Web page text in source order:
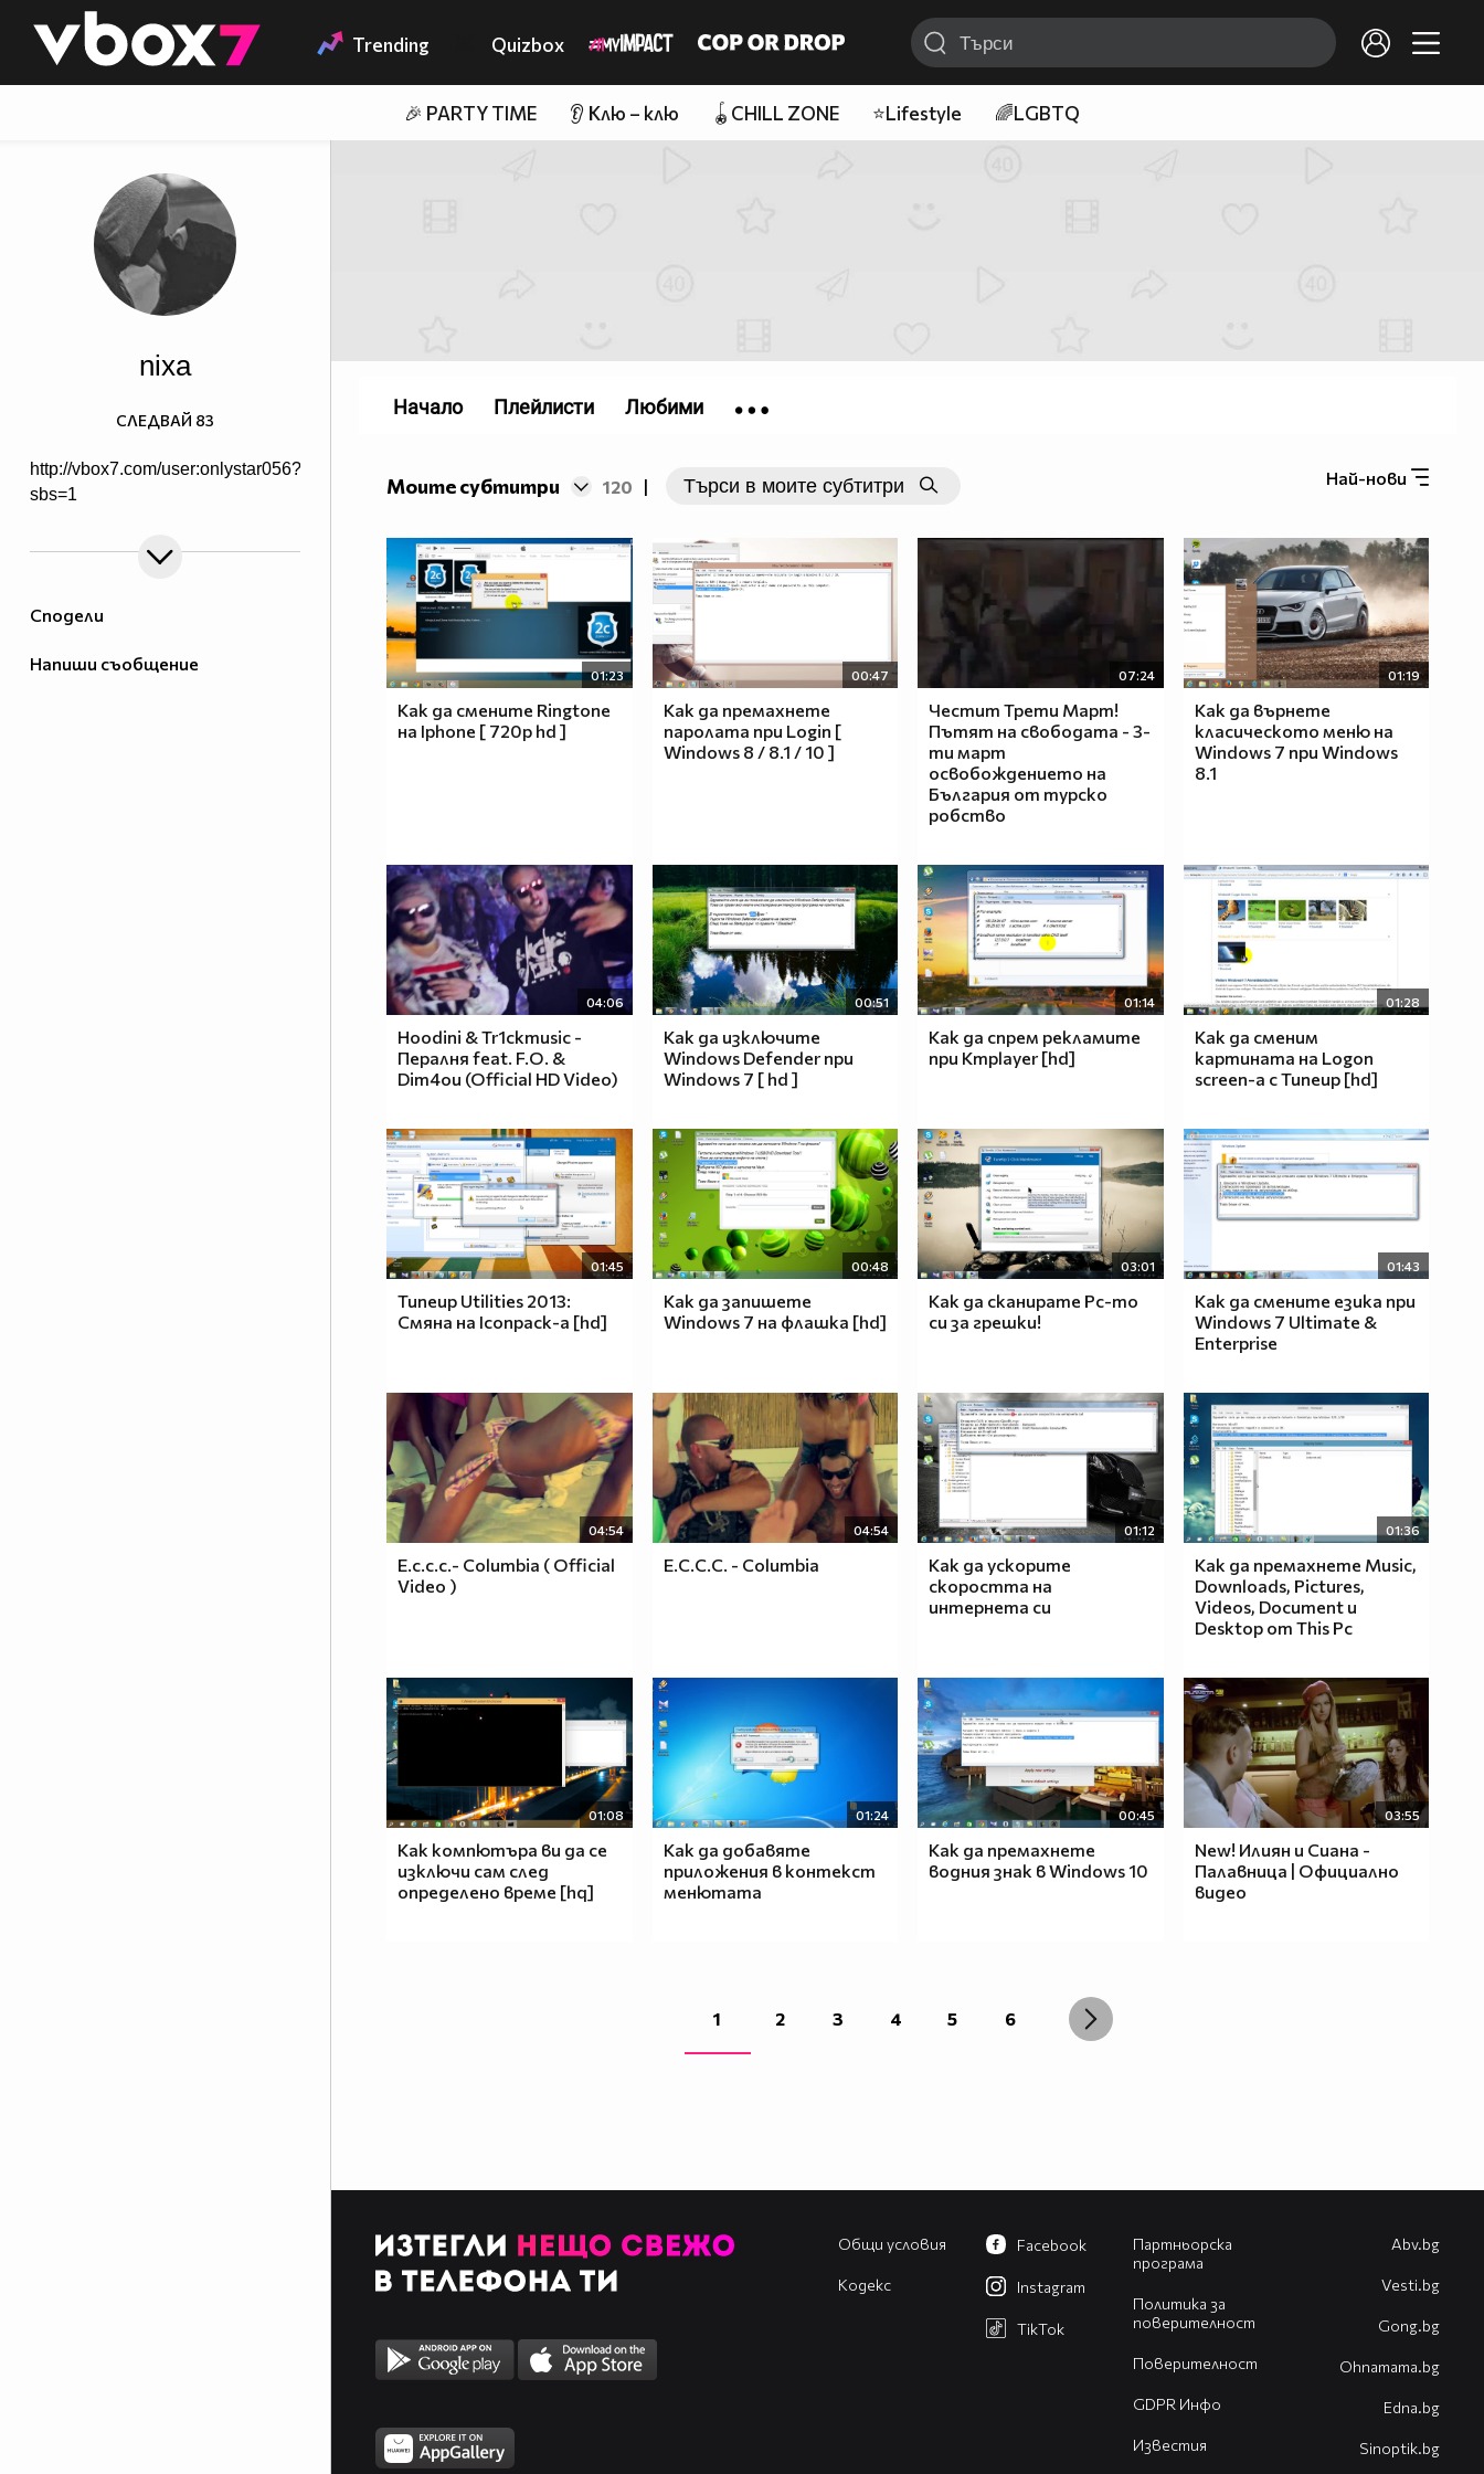
👾 Trending Quizbox
🎉 PARTY TIME 👂 Клю – клю 🪀CHILL ZONE ⭐Lifestyle 🌈LGBTQ
Сподели
Напиши съобщение
nixa
http://vbox7.com/user:onlystar056?
sbs=1
СЛЕДВАЙ 83
Моите субтитри 120 | Най-нови
01:23
Как да смените Ringtone
на Iphone [ 720p hd ]
00:47
Как да премахнете
паролата при Login [
Windows 8 / 8.1 / 10 ]
07:24
Честит Трети Март!
Пътят на свободата - 3-
ти март
освобождението на
България от турско
робство
01:19
Как да върнете
класическото меню на
Windows 7 при Windows
8.1
04:06
Hoodini & Tr1ckmusic -
Пералня feat. F.O. &
Dim4ou (Official HD Video)
00:51
Как да изключите
Windows Defender при
Windows 7 [ hd ]
01:14
Как да спрем рекламите
при Kmplayer [hd]
01:28
Как да сменим
картината на Logon
screen-a с Tuneup [hd]
01:45
Tuneup Utilities 2013:
Смяна на Iconpack-a [hd]
00:48
Как да запишете
Windows 7 на флашка [hd]
03:01
Как да сканирате Pc-то
си за грешки!
01:43
Как да смените езика при
Windows 7 Ultimate &
Enterprise
04:54
E.c.c.c.- Columbia ( Official
Video )
04:54
E.C.C.C. - Columbia
01:12
Как да ускорите
скоростта на
интернета си
01:36
Как да премахнете Music,
Downloads, Pictures,
Videos, Document и
Desktop от This Pc
01:08
Как компютъра ви да се
изключи сам след
определено време [hq]
01:24
Как да добавяте
приложения в контекст
менютата
00:45
Как да премахнете
водния знак в Windows 10
03:55
New! Илиян и Сиана -
Палавница | Официално
видео
1 2 3 4 5 6
Начало Плейлисти Любими
Общи условия
Кодекс
Партньорска
програма
Политика за
поверителност
Поверителност
GDPR Инфо
Известия
Facebook
Instagram
TikTok
Abv.bg
Vesti.bg
Gong.bg
Оhnamama.bg
Edna.bg
Sinoptik.bg